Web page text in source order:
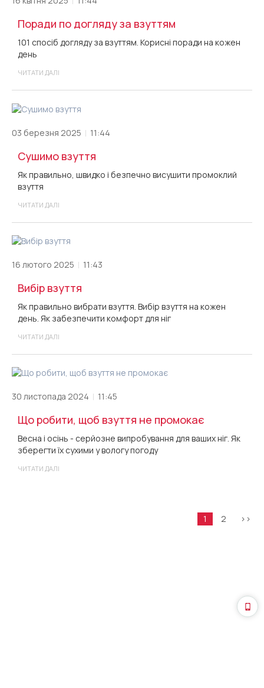
Поради по догляду за взуттям
101 спосіб догляду за взуттям. Корисні поради на кожен
день
ЧИТАТИ ДАЛІ
03 березня 2025 11:44
Сушимо взуття
Як правильно, швидко і безпечно висушити промоклий
взуття
ЧИТАТИ ДАЛІ
16 лютого 2025 11:43
Вибір взуття
Як правильно вибрати взуття. Вибір взуття на кожен
день. Як забезпечити комфорт для ніг
ЧИТАТИ ДАЛІ
30 листопада 2024 11:45
Що робити, щоб взуття не промокає
Весна і осінь - серйозне випробування для ваших ніг. Як
зберегти їх сухими у вологу погоду
ЧИТАТИ ДАЛІ
1 2 >>